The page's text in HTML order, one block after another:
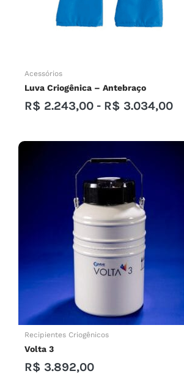
Acessórios
Luva Criogênica – Antebraço
R$ 2.243,00 - R$ 3.034,00
Recipientes Criogênicos
Volta 3
R$ 3.892,00